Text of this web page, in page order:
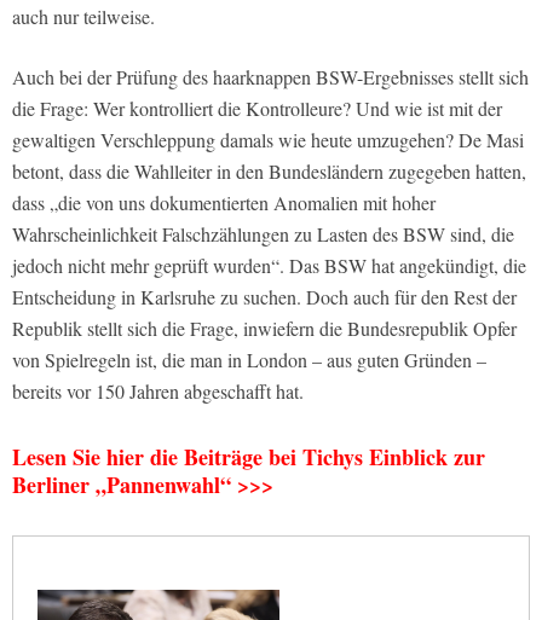
auch nur teilweise.
Auch bei der Prüfung des haarknappen BSW-Ergebnisses stellt sich
die Frage: Wer kontrolliert die Kontrolleure? Und wie ist mit der
gewaltigen Verschleppung damals wie heute umzugehen? De Masi
betont, dass die Wahlleiter in den Bundesländern zugegeben hatten,
dass „die von uns dokumentierten Anomalien mit hoher
Wahrscheinlichkeit Falschzählungen zu Lasten des BSW sind, die
jedoch nicht mehr geprüft wurden“. Das BSW hat angekündigt, die
Entscheidung in Karlsruhe zu suchen. Doch auch für den Rest der
Republik stellt sich die Frage, inwiefern die Bundesrepublik Opfer
von Spielregeln ist, die man in London – aus guten Gründen –
bereits vor 150 Jahren abgeschafft hat.
Lesen Sie hier die Beiträge bei Tichys Einblick zur
Berliner „Pannenwahl“ >>>